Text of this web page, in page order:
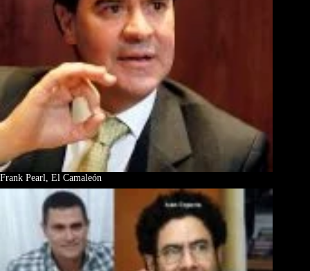
Frank Pearl, El Camaleón